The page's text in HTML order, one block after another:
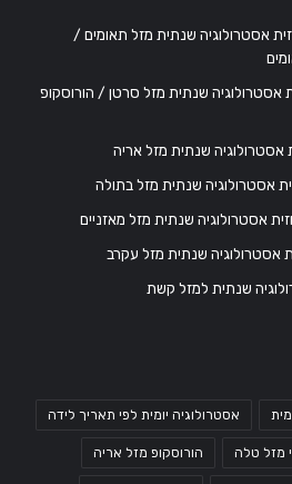
/ תחזית אסטרולוגיה שנתית מזל תאומים /
/ תחזית אסטרולוגיה שנתית מזל סרטן / הורוסקופ
אסטרולוגיה יומית לפי תאריך לידה
מזל טלה הורוסקופ מזל אריה